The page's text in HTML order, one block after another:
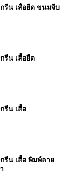
รีน เสื้อยืด ขนมจีบ
รีน เสื้อยืด
รีน เสื้อ
รีน เสื้อ พิมพ์ลาย